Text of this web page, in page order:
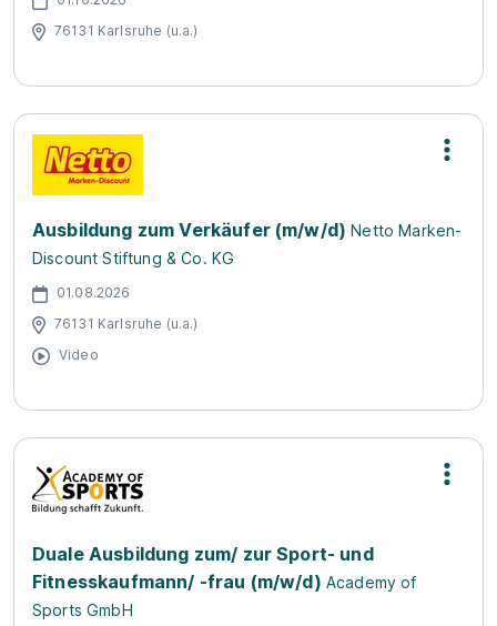
76131 Karlsruhe (u.a.)
Ausbildung zum Verkäufer (m/w/d) Netto Marken-
Discount Stiftung & Co. KG
01.08.2026
76131 Karlsruhe (u.a.)
Video
Duale Ausbildung zum/ zur Sport- und
Fitnesskaufmann/ -frau (m/w/d) Academy of
Sports GmbH